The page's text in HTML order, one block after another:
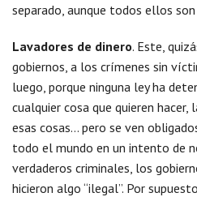
separado, aunque todos ellos
Lavadores de dinero. Este,
gobiernos, a los crímenes sin
luego, porque ninguna ley ha
cualquier cosa que quieren
esas cosas… pero se ven
todo el mundo en un intento de
verdaderos criminales, los
hicieron algo “ilegal”. Por